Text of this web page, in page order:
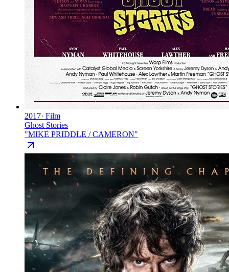
2017· Film
Ghost Stories
"MIKE PRIDDLE / CAMERON"